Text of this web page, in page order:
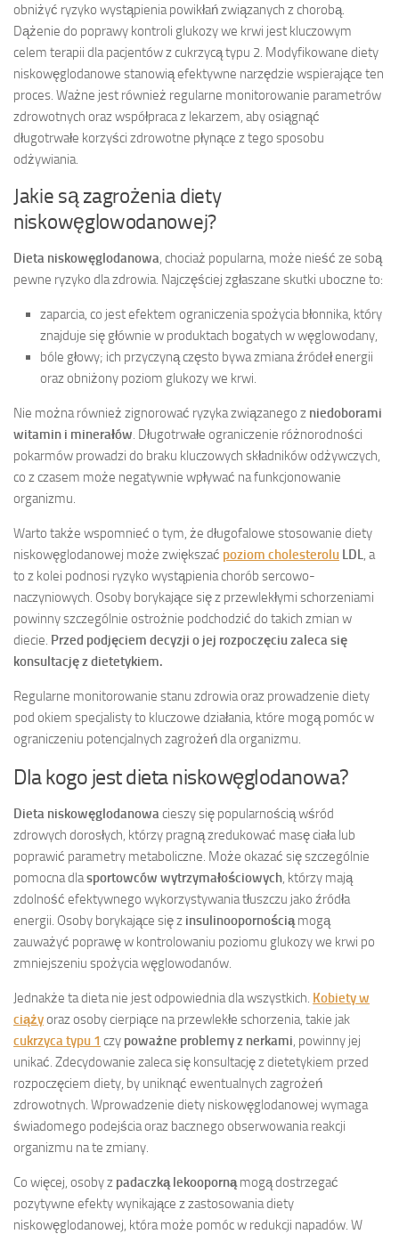
obniżyć ryzyko wystąpienia powikłań związanych z chorobą.
Dążenie do poprawy kontroli glukozy we krwi jest kluczowym
celem terapii dla pacjentów z cukrzycą typu 2. Modyfikowane diety
niskowęglodanowe stanowią efektywne narzędzie wspierające ten
proces. Ważne jest również regularne monitorowanie parametrów
zdrowotnych oraz współpraca z lekarzem, aby osiągnąć
długotrwałe korzyści zdrowotne płynące z tego sposobu
odżywiania.
Jakie są zagrożenia diety
niskowęglowodanowej?
Dieta niskowęglodanowa, chociaż popularna, może nieść ze sobą
pewne ryzyko dla zdrowia. Najczęściej zgłaszane skutki uboczne to:
zaparcia, co jest efektem ograniczenia spożycia błonnika, który
znajduje się głównie w produktach bogatych w węglowodany,
bóle głowy; ich przyczyną często bywa zmiana źródeł energii
oraz obniżony poziom glukozy we krwi.
Nie można również zignorować ryzyka związanego z niedoborami
witamin i minerałów. Długotrwałe ograniczenie różnorodności
pokarmów prowadzi do braku kluczowych składników odżywczych,
co z czasem może negatywnie wpływać na funkcjonowanie
organizmu.
Warto także wspomnieć o tym, że długofalowe stosowanie diety
niskowęglodanowej może zwiększać poziom cholesterolu LDL, a
to z kolei podnosi ryzyko wystąpienia chorób sercowo-
naczyniowych. Osoby borykające się z przewlekłymi schorzeniami
powinny szczególnie ostrożnie podchodzić do takich zmian w
diecie. Przed podjęciem decyzji o jej rozpoczęciu zaleca się
konsultację z dietetykiem.
Regularne monitorowanie stanu zdrowia oraz prowadzenie diety
pod okiem specjalisty to kluczowe działania, które mogą pomóc w
ograniczeniu potencjalnych zagrożeń dla organizmu.
Dla kogo jest dieta niskowęglodanowa?
Dieta niskowęglodanowacieszy się popularnością wśród
zdrowych dorosłych, którzy pragną zredukować masę ciała lub
poprawić parametry metaboliczne. Może okazać się szczególnie
pomocna dlasportowców wytrzymałościowych, którzy mają
zdolność efektywnego wykorzystywania tłuszczu jako źródła
energii. Osoby borykające się z insulinoopornościąmogą
zauważyć poprawę w kontrolowaniu poziomu glukozy we krwi po
zmniejszeniu spożycia węglowodanów.
Jednakże ta dieta nie jest odpowiednia dla wszystkich. Kobiety w
ciążyoraz osoby cierpiące na przewlekłe schorzenia, takie jak
cukrzyca typu 1 czy poważne problemy z nerkami, powinny jej
unikać. Zdecydowanie zaleca się konsultację z dietetykiem przed
rozpoczęciem diety, by uniknąć ewentualnych zagrożeń
zdrowotnych. Wprowadzenie diety niskowęglodanowej wymaga
świadomego podejścia oraz bacznego obserwowania reakcji
organizmu na te zmiany.
Co więcej, osoby z padaczką lekoopornąmogą dostrzegać
pozytywne efekty wynikające z zastosowania diety
niskowęglodanowej, która może pomóc w redukcji napadów. W